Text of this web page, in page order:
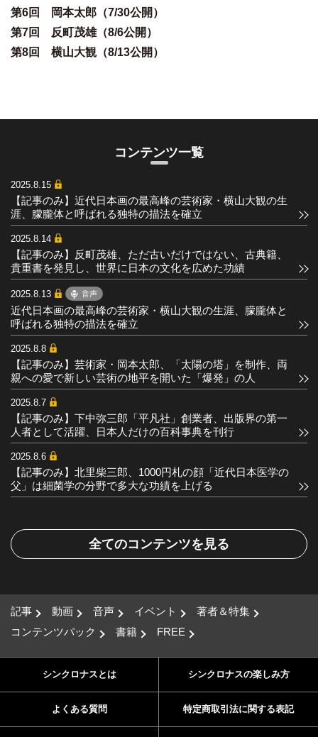
第6回 岡本太郎（7/30公開）
第7回 反町茂雄（8/6公開）
第8回 横山大観（8/13公開）
コンテンツ一覧
2025.8.15
【記事のみ】近代日本画の最高峰の芸術家・横山大観の生
涯、朦朧体と呼ばれる独特の描法を確立
2025.8.14
【記事のみ】反町茂雄、ただ古いだけではない、古典籍、
貴重書を発見し、世界に日本の文化を広めた功績
2025.8.13 音声
近代日本画の最高峰の芸術家・横山大観の生涯、朦朧体と
呼ばれる独特の描法を確立
2025.8.8
【記事のみ】芸術家・岡本太郎、「太陽の塔」を制作、両
親への愛で新しい芸術の地平を開いた「爆発」の人
2025.8.7
【記事のみ】下中弥三郎「平凡社」創業者、出版界の第一
人者として活躍、日本人だけの百科事典を刊行
2025.8.6
【記事のみ】北里柴三郎、1000円札の顔「近代日本医学の
父」は細菌学の分野で多大な功績を上げる
全てのコンテンツを見る
記事 動画 音声 イベント
著者＆特集
コンテンツパック
書籍 FREE
シンクロナスとは シンクロナスの楽しみ方
よくある質問 特定商取引法に関する表記